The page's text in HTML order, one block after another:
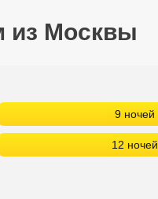
из Москвы
9 ночей
12 ночей